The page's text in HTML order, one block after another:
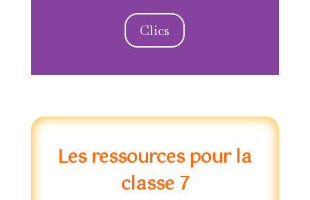
Clics
Les ressources pour la
classe 7